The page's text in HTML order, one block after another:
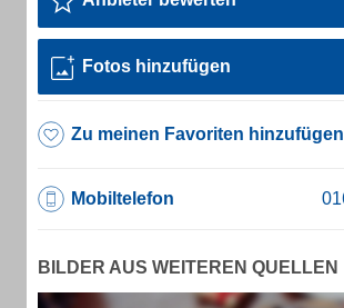
Fotos hinzufügen
Zu meinen Favoriten hinzufügen
Mobiltelefon
BILDER AUS WEITEREN QUELLEN